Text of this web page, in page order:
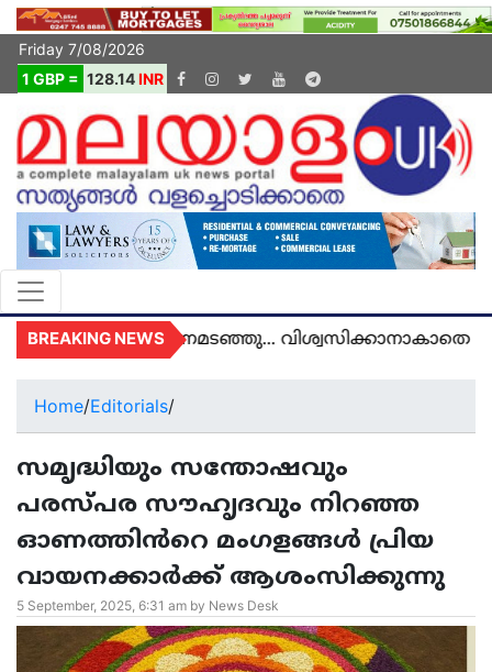
Friday 7/08/2026
1 GBP = 128.14INR
BREAKING NEWS
മരണമടഞ്ഞു... വിശ്വസിക്കാനാകാതെ യുകെ
Home/Editorials/
സമൃദ്ധിയും സന്തോഷവും
പരസ്പര സൗഹൃദവും നിറഞ്ഞ
ഓണത്തിൻറെ മംഗളങ്ങൾ പ്രിയ
വായനക്കാർക്ക് ആശംസിക്കുന്നു
5 September, 2025, 6:31 am by News Desk